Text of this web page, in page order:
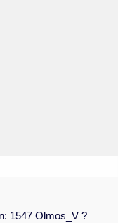
1547 Olmos_V ?